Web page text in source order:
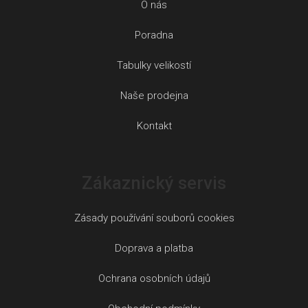
O nás
Poradna
Tabulky velikostí
Naše prodejna
Kontakt
Zásady používání souborů cookies
Doprava a platba
Ochrana osobních údajů